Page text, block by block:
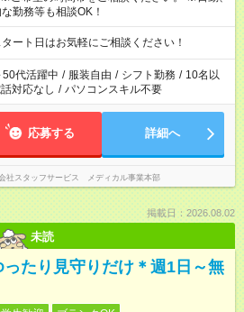
勤務等も相談OK！
ト日はお気軽にご相談ください！
代活躍中 / 服装自由 / シフト勤務 / 10名以
対応なし / パソコンスキル不要
応募する 詳細へ
社スタッフサービス メディカル事業本部
掲載日：2026.08.02
未読
たり見守りだけ＊週1日～無